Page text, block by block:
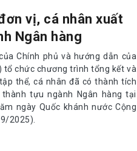
vị, cá nhân xuất
Ngân hàng
Chính phủ và hướng dẫn của
tổ chức chương trình tổng kết và
thể, cá nhân đã có thành tích
tựu ngành Ngân hàng tại
ngày Quốc khánh nước Cộng
2025).